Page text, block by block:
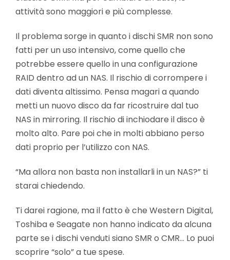
attività sono maggiori e più complesse.
Il problema sorge in quanto i dischi SMR non sono
fatti per un uso intensivo, come quello che
potrebbe essere quello in una configurazione
RAID dentro ad un NAS. Il rischio di corrompere i
dati diventa altissimo. Pensa magari a quando
metti un nuovo disco da far ricostruire dal tuo
NAS in mirroring. Il rischio di inchiodare il disco è
molto alto. Pare poi che in molti abbiano perso
dati proprio per l’utilizzo con NAS.
“Ma allora non basta non installarli in un NAS?” ti
starai chiedendo.
Ti darei ragione, ma il fatto è che Western Digital,
Toshiba e Seagate non hanno indicato da alcuna
parte se i dischi venduti siano SMR o CMR… Lo puoi
scoprire “solo” a tue spese.